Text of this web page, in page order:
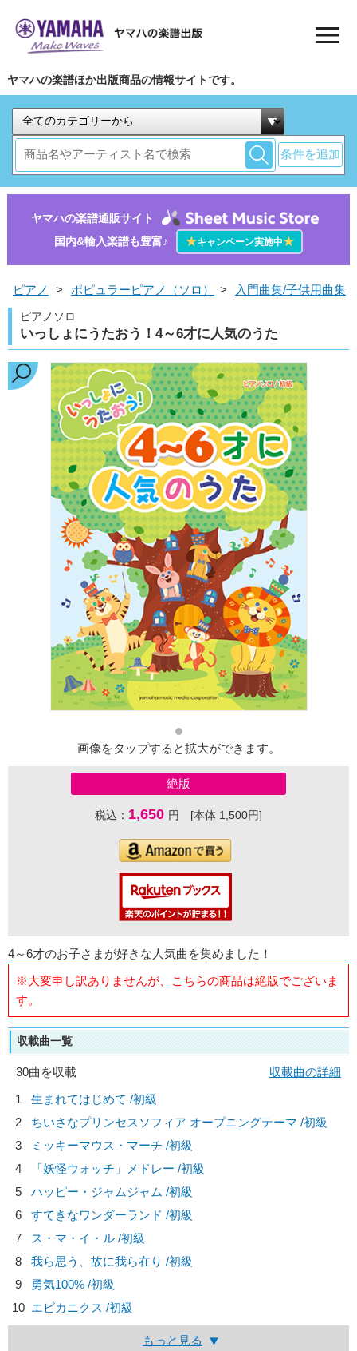
ヤマハの楽譜ほか出版商品の情報サイトです。
条件を追加
ヤマハの楽譜通販サイト
国内&輸入楽譜も豊富♪
★キャンペーン実施中★
ピアノ > ポピュラーピアノ（ソロ） > 入門曲集/子供用曲集
ピアノソロ
いっしょにうたおう！4～6才に人気のうた
画像をタップすると拡大ができます。
絶版
税込： 1,650 円 [本体 1,500円]
4～6才のお子さまが好きな人気曲を集めました！
※大変申し訳ありませんが、こちらの商品は絶版でございま
す。
収載曲一覧
30曲を収載
収載曲の詳細
1
生まれてはじめて /初級
2
ちいさなプリンセスソフィア オープニングテーマ /初級
3
ミッキーマウス・マーチ /初級
4
「妖怪ウォッチ」メドレー /初級
5
ハッピー・ジャムジャム /初級
6
すてきなワンダーランド /初級
7
ス・マ・イ・ル /初級
8
我ら思う、故に我ら在り /初級
9
勇気100% /初級
10 エビカニクス /初級
もっと見る